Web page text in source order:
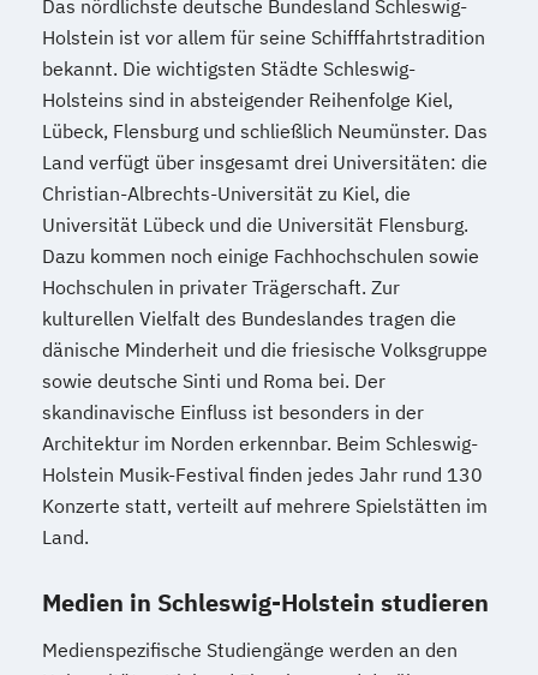
Das nördlichste deutsche Bundesland Schleswig-
Holstein ist vor allem für seine Schifffahrtstradition
bekannt. Die wichtigsten Städte Schleswig-
Holsteins sind in absteigender Reihenfolge Kiel,
Lübeck, Flensburg und schließlich Neumünster. Das
Land verfügt über insgesamt drei Universitäten: die
Christian-Albrechts-Universität zu Kiel, die
Universität Lübeck und die Universität Flensburg.
Dazu kommen noch einige Fachhochschulen sowie
Hochschulen in privater Trägerschaft. Zur
kulturellen Vielfalt des Bundeslandes tragen die
dänische Minderheit und die friesische Volksgruppe
sowie deutsche Sinti und Roma bei. Der
skandinavische Einfluss ist besonders in der
Architektur im Norden erkennbar. Beim Schleswig-
Holstein Musik-Festival finden jedes Jahr rund 130
Konzerte statt, verteilt auf mehrere Spielstätten im
Land.
Medien in Schleswig-Holstein studieren
Medienspezifische Studiengänge werden an den